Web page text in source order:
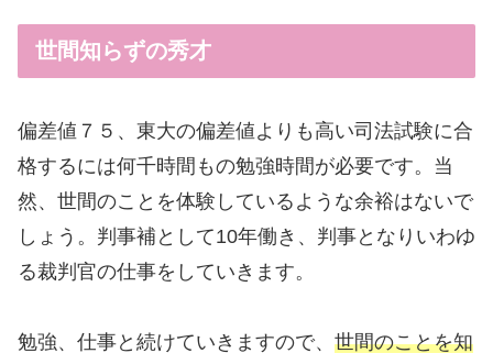
世間知らずの秀才
偏差値７５、東大の偏差値よりも高い司法試験に合
格するには何千時間もの勉強時間が必要です。当
然、世間のことを体験しているような余裕はないで
しょう。判事補として10年働き、判事となりいわゆ
る裁判官の仕事をしていきます。
勉強、仕事と続けていきますので、 世間のことを知